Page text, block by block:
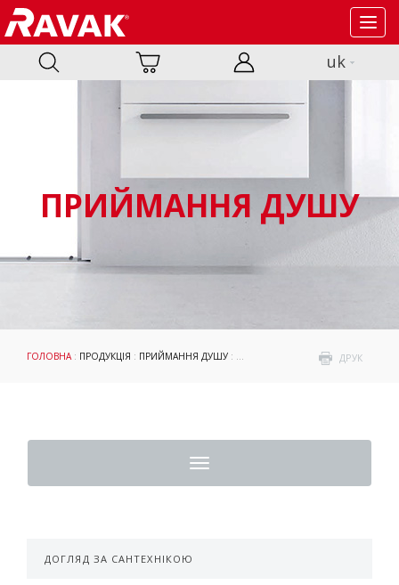
uk
ПРИЙМАННЯ ДУШУ
ДРУК
ГОЛОВНА: ПРОДУКЦІЯ : ПРИЙМАННЯ ДУШУ : ДУШОВІ КАБІНИ ТА ДВЕРІ: CHROME
Toggle
navigation
ДОГЛЯД ЗА САНТЕХНІКОЮ